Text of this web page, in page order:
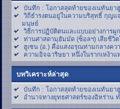
บันทึก : โอกาสสุดท้ายของเนทันยาฮู
วิถีธำรงตนอยู่ในความบริสุทธิ์ กุญ
มนุษย์
วิธีการปฏิบัติตนและแบบอย่างการผู
ท่านศาสดามุฮัมมัด (ซ็อลฯ) เสียชีวิ
ฮูเซน (อ.) คือแสงอรุณท่ามกลางค
ความอิจฉาริษยา หนึ่งในรากเหง้า
บทวิเคราะห์ล่าสุด
บันทึก : โอกาสสุดท้ายของเนทันยาฮู
อำนาจทางยุทธศาสตร์ของอิหร่าน ท